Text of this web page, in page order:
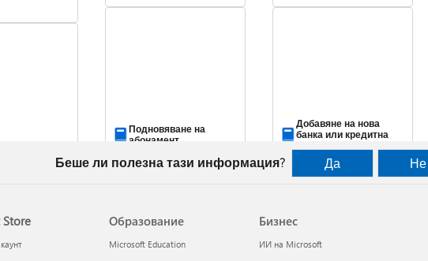
Подновяване на
абонамент
Добавяне на нова
банка или кредитна
Беше ли полезна тази информация? Да Не
Образование
Microsoft Education
Бизнес
ИИ на Microsoft